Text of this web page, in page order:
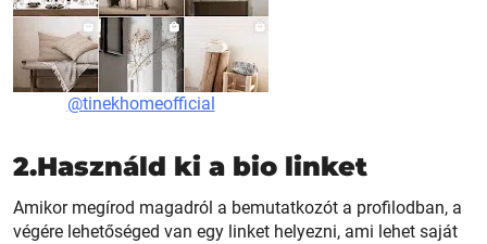
@tinekhomeofficial
2.Használd ki a bio linket
Amikor megírod magadról a bemutatkozót a profilodban, a
végére lehetőséged van egy linket helyezni, ami lehet saját